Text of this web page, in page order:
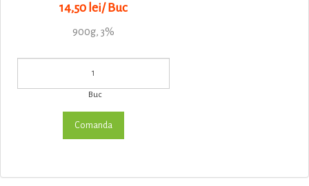
14,50 lei/ Buc
900g, 3%
Buc